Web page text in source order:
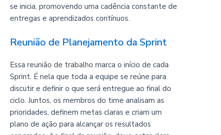
se inicia, promovendo uma cadência constante de
entregas e aprendizados contínuos.
Reunião de Planejamento da Sprint
Essa reunião de trabalho marca o início de cada
Sprint. É nela que toda a equipe se reúne para
discutir e definir o que será entregue ao final do
ciclo. Juntos, os membros do time analisam as
prioridades, definem metas claras e criam um
plano de ação para alcançar os resultados